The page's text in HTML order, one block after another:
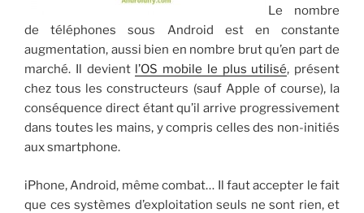
Le nombre
de téléphones sous Android est en constante
augmentation, aussi bien en nombre brut qu’en part de
marché. Il devient l’OS mobile le plus utilisé, présent
chez tous les constructeurs (sauf Apple of course), la
conséquence direct étant qu’il arrive progressivement
dans toutes les mains, y compris celles des non-initiés
aux smartphone.
iPhone, Android, même combat… Il faut accepter le fait
que ces systèmes d’exploitation seuls ne sont rien, et